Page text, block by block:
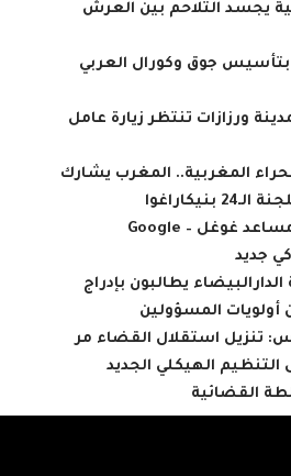
يجسد التلاحم بين العرش
بتأسيس جوق وكورال العربي
ورزازات تنتظر زيارة عامل
المغربية.. المغرب يشارك
“غوغل” تستبدل “مساعد غوغل – Google
يطالبون بإدراج
المسؤولين
تنزيل استقلال القضاء مر
الهيكلي الجديد
القضائية